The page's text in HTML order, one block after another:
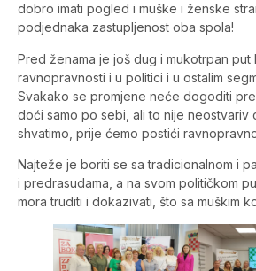
dobro imati pogled i muške i ženske
podjednaka zastupljenost oba spola!
Pred ženama je još dug i mukotrpan
ravnopravnosti i u politici i u ostalim
Svakako se promjene neće dogoditi
doći samo po sebi, ali to nije neostvariv
shvatimo, prije ćemo postići
Najteže je boriti se sa tradicionalnom i
i predrasudama, a na svom političkom
mora truditi i dokazivati, što sa muškim